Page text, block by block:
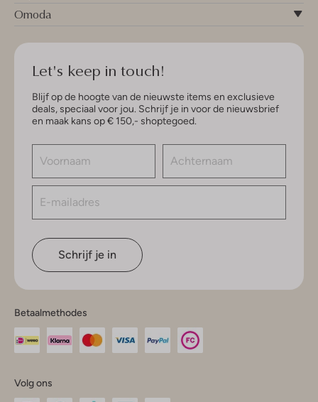
Omoda
Let's keep in touch!
Blijf op de hoogte van de nieuwste items en exclusieve
deals, speciaal voor jou. Schrijf je in voor de nieuwsbrief
en maak kans op € 150,- shoptegoed.
Schrijf je in
Betaalmethodes
Volg ons